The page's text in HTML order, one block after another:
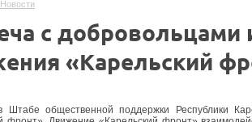
Новости
с добровольцами
«Карельский
общественной поддержки Республики